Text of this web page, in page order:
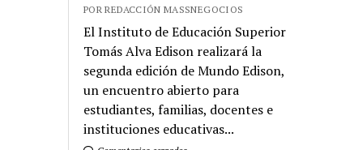
POR REDACCIÓN MASSNEGOCIOS
El Instituto de Educación Superior
Tomás Alva Edison realizará la
segunda edición de Mundo Edison,
un encuentro abierto para
estudiantes, familias, docentes e
instituciones educativas...